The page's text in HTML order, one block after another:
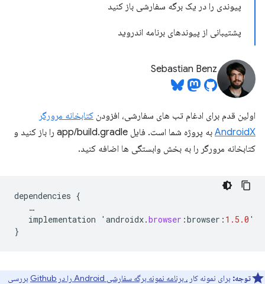
پیوندی را در یک برگه سفارشی باز کنید
پشتیبانی از پیوندهای برنامه اندروید
Sebastian Benz
اولین قدم برای ادغام تب های سفارشی، افزودن کتابخانه مرورگر
AndroidX
به پروژه شما است. فایل app/build.gradle را باز کنید و
کتابخانه مرورگر را به بخش وابستگی ها اضافه کنید.
dependencies {
…
implementation
' androidx.browser :browser : 1.5.0 '
}
توجه: برای نمونه کار ، برنامه نمونه برگه سفارشی Android را در Github
بررسی